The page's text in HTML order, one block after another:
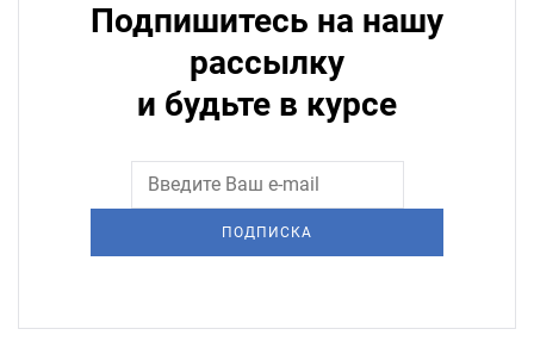
Подпишитесь на нашу
рассылку
и будьте в курсе
ПОДПИСКА